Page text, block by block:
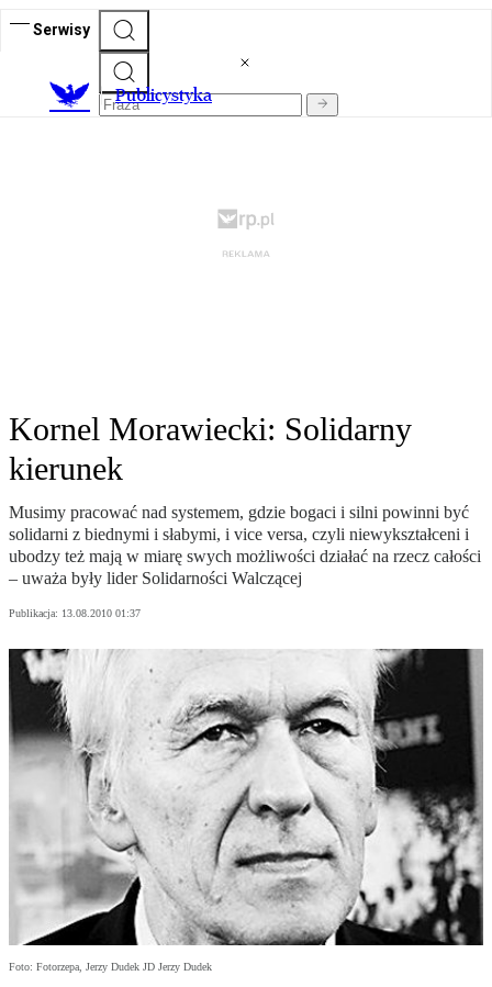
Serwisy
Publicystyka
Kornel Morawiecki: Solidarny
kierunek
Musimy pracować nad systemem, gdzie bogaci i silni powinni być
solidarni z biednymi i słabymi, i vice versa, czyli niewykształceni i
ubodzy też mają w miarę swych możliwości działać na rzecz całości
– uważa były lider Solidarności Walczącej
Publikacja: 13.08.2010 01:37
Foto: Fotorzepa, Jerzy Dudek JD Jerzy Dudek